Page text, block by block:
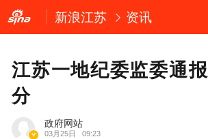
新浪江苏 资讯
江苏一地纪委监委通
分
政府网站
03月25日 09:23